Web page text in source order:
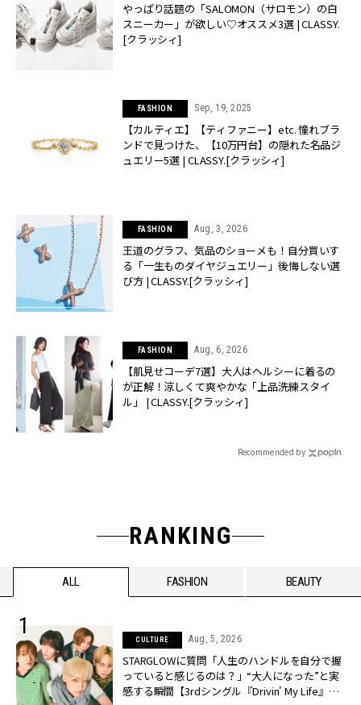
やっぱり話題の「SALOMON（サロモン）の白
スニーカー」が欲しい♡オススメ3選 | CLASSY.
[クラッシィ]
FASHION Sep, 19, 2025
【カルティエ】【ティファニー】etc. 憧れブラ
ンドで見つけた、【10万円台】の隠れた名品ジ
ュエリー5選 | CLASSY.[クラッシィ]
FASHION Aug, 3, 2026
王道のグラフ、気品のショーメも！自分買いす
る「一生ものダイヤジュエリー」後悔しない選
び方 | CLASSY.[クラッシィ]
FASHION Aug, 6, 2026
【肌見せコーデ7選】大人はヘルシーに着るの
が正解！涼しくて爽やかな「上品洗練スタイ
ル」 | CLASSY.[クラッシィ]
Recommended by
RANKING
ALL FASHION BEAUTY
CULTURE Aug, 5, 2026
STARGLOWに質問「人生のハンドルを自分で握
っていると感じるのは？」“大️人になった”と実
感する瞬間【3rdシングル『Drivin' My Life』発